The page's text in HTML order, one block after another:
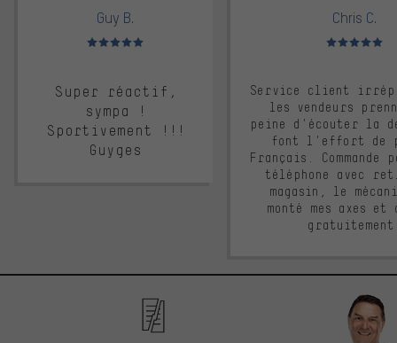
Guy B.
Note moyenne : 5 sur 5
Super réactif,
sympa !
Sportivement !!!
Guyges
Chris C.
Note moyenne :
Service client
les vendeurs
peine d'écouter la
font l'effort de
Français. Commande
téléphone avec
magasin, le
monté mes axes et